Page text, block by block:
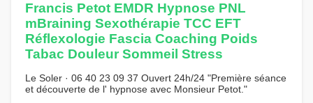
Francis Petot EMDR Hypnose PNL
mBraining Sexothérapie TCC EFT
Réflexologie Fascia Coaching Poids
Tabac Douleur Sommeil Stress
Le Soler · 06 40 23 09 37 Ouvert 24h/24 "Première séance
et découverte de l' hypnose avec Monsieur Petot."